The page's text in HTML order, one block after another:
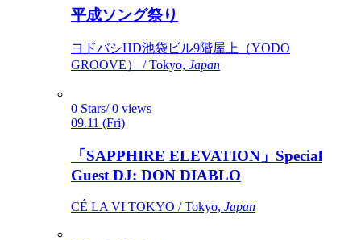
平成ソング祭り
ヨドバシHD池袋ビル9階屋上（YODO
GROOVE） / Tokyo, Japan
0 Stars/ 0 views
09.11 (Fri)
「SAPPHIRE ELEVATION」Special
Guest DJ: DON DIABLO
CÉ LA VI TOKYO / Tokyo, Japan